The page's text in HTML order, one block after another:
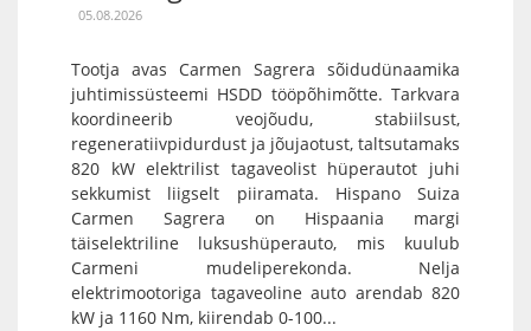
05.08.2026
Tootja avas Carmen Sagrera sõidudünaamika
juhtimissüsteemi HSDD tööpõhimõtte. Tarkvara
koordineerib veojõudu, stabiilsust,
regeneratiivpidurdust ja jõujaotust, taltsutamaks
820 kW elektrilist tagaveolist hüperautot juhi
sekkumist liigselt piiramata. Hispano Suiza
Carmen Sagrera on Hispaania margi
täiselektriline luksushüperauto, mis kuulub
Carmeni mudeliperekonda. Nelja
elektrimootoriga tagaveoline auto arendab 820
kW ja 1160 Nm, kiirendab 0-100...